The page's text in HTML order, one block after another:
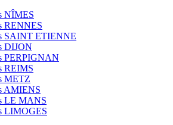
NÎMES
RENNES
SAINT ETIENNE
DIJON
PERPIGNAN
REIMS
METZ
AMIENS
LE MANS
LIMOGES